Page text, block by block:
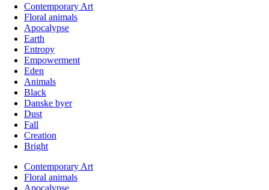
Contemporary Art
Floral animals
Apocalypse
Earth
Entropy
Empowerment
Eden
Animals
Black
Danske byer
Dust
Fall
Creation
Bright
Contemporary Art
Floral animals
Apocalypse